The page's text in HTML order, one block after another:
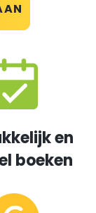
en
boeken